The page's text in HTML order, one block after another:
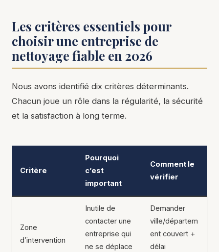
Les critères essentiels pour
choisir une entreprise de
nettoyage fiable en 2026
Nous avons identifié dix critères déterminants.
Chacun joue un rôle dans la régularité, la sécurité
et la satisfaction à long terme.
Critère
Pourquoi
c’est
important
Comment le
vérifier
Zone
d’intervention
Inutile de
contacter une
entreprise qui
ne se déplace
Demander
ville/départem
ent couvert +
délai